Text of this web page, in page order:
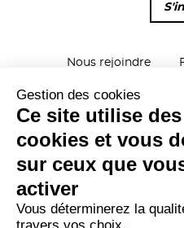
Nous rejoindre
Parrainage